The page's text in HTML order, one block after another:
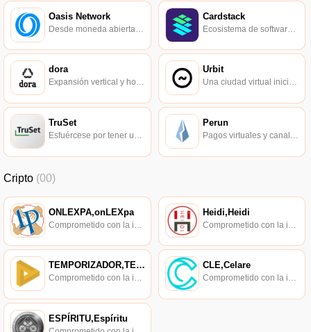
Oasis Network Cardstack
dora
Expansión vertical y horizontal, alto rendimiento y cadena pública sin comisiones de transacción.
Urbit
Una ciudad virtual iniciada por el informático Curtis Yarvin.
TruSet
Esfuércese por tener una base de datos confiable y precisa.
Perun
Pagos virtuales y canales estatales.
Cripto (00)
ONLEXPA,onLEXpa Heidi,Heidi
TEMPORIZADOR,TEMPORIZADOR
Comprometido con la investigación de políticas en los campos de las nuevas finanzas, las finanzas internacionales y los mercados financieros.
CLE,Celare
Comprometido con la investigación de políticas en los campos de las nuevas finanzas, las finanzas internacionales y los mercados financieros.
ESPÍRITU,Espíritu